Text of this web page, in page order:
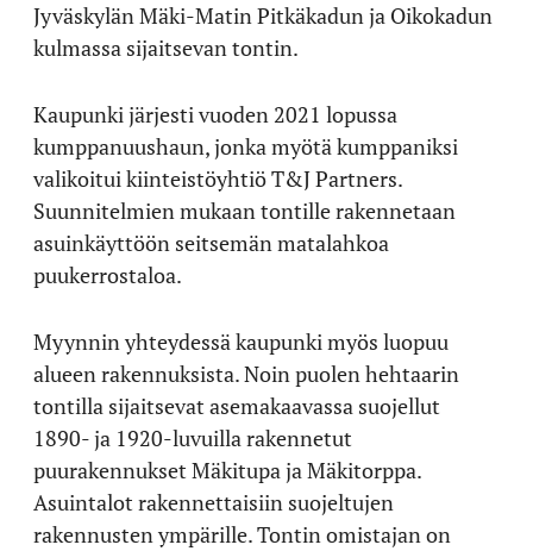
Jyväskylän Mäki-Matin Pitkäkadun ja Oikokadun
kulmassa sijaitsevan tontin.
Kaupunki järjesti vuoden 2021 lopussa
kumppanuushaun, jonka myötä kumppaniksi
valikoitui kiinteistöyhtiö T&J Partners.
Suunnitelmien mukaan tontille rakennetaan
asuinkäyttöön seitsemän matalahkoa
puukerrostaloa.
Myynnin yhteydessä kaupunki myös luopuu
alueen rakennuksista. Noin puolen hehtaarin
tontilla sijaitsevat asemakaavassa suojellut
1890- ja 1920-luvuilla rakennetut
puurakennukset Mäkitupa ja Mäkitorppa.
Asuintalot rakennettaisiin suojeltujen
rakennusten ympärille. Tontin omistajan on